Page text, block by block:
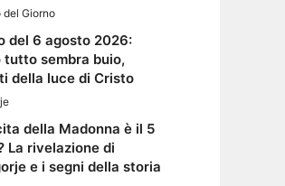
del Giorno
del 6 agosto 2026:
tutto sembra buio,
della luce di Cristo
della Madonna è il 5
La rivelazione di
e i segni della storia